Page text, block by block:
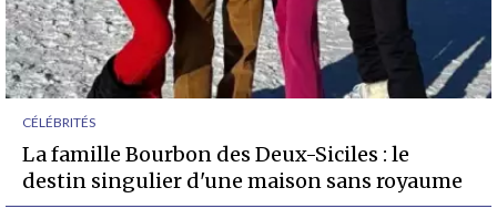
CÉLÉBRITÉS
La famille Bourbon des Deux-Siciles : le
destin singulier d'une maison sans royaume